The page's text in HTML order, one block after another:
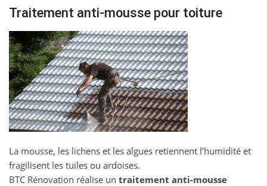
Traitement anti-mousse pour toiture
La mousse, les lichens et les algues retiennent l’humidité et
fragilisent les tuiles ou ardoises.
BTC Rénovation réalise un traitement anti-mousse